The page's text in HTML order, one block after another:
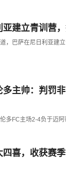
建立青训营
，巴萨在尼日利亚建
主帅：判罚
多FC主场2-4负于迈
喜，收获赛